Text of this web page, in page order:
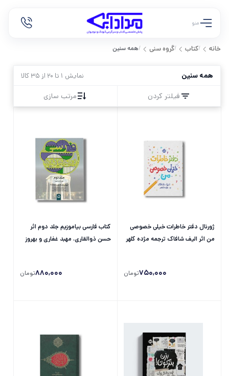
منو
خانه /کتاب /گروه سنی /همه سنین
همه سنین نمایش 1 تا 20 از 35 کالا
فیلتر کردن مرتب سازی
ژورنال دفتر خاطرات خیلی خصوصی
من اثر الیف شافاک ترجمه مژده کلهر
750,000تومان
کتاب فارسی بیاموزیم جلد دوم اثر
حسن ذوالقاری، مهبد غفاری و بهروز
880,000تومان